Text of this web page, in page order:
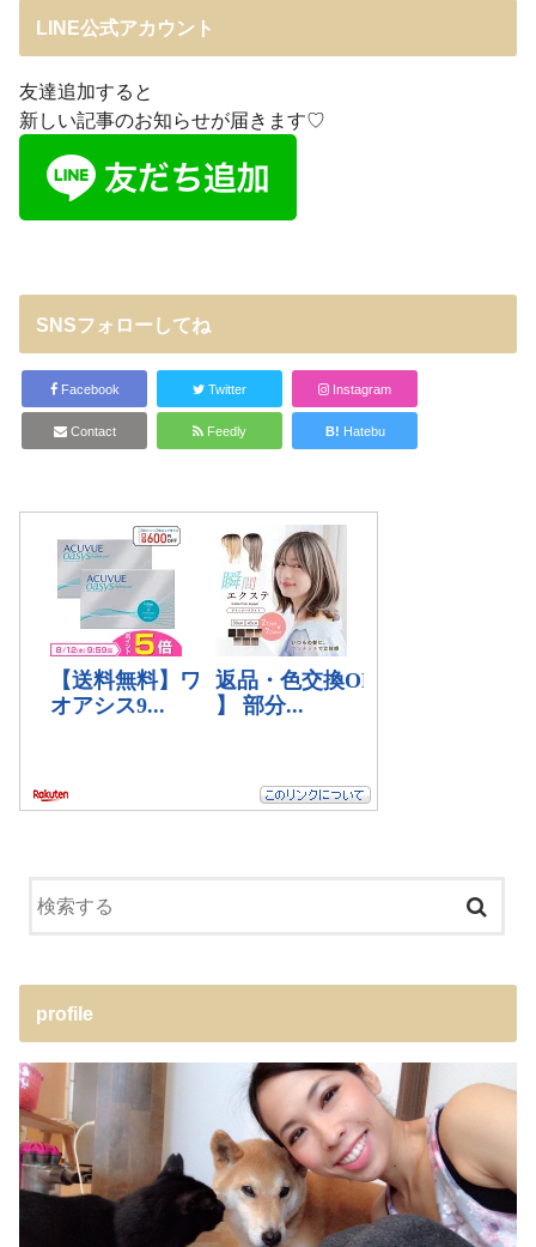
LINE公式アカウント
友達追加すると
新しい記事のお知らせが届きます♡
SNSフォローしてね
Facebook Twitter Instagram
Contact Feedly B! Hatebu
profile